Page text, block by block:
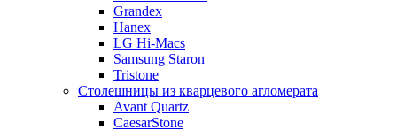
Grandex
Hanex
LG Hi-Macs
Samsung Staron
Tristone
Столешницы из кварцевого агломерата
Avant Quartz
CaesarStone